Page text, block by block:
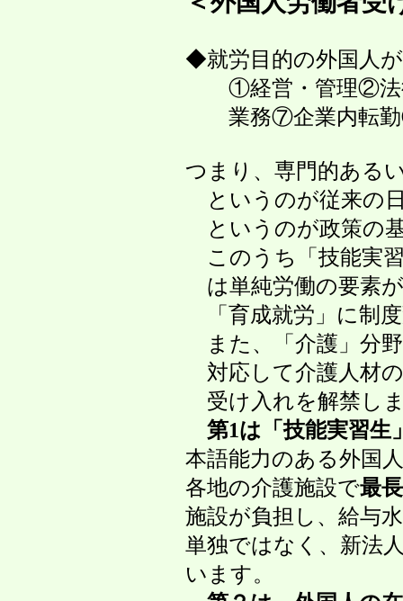
◆就労目的の外国人が
①経営・管理②法律
業務⑦企業内転勤⑧
つまり、専門的あるい
というのが従来の日本
というのが政策の基
このうち「技能実習」
は単純労働の要素が
「育成就労」に制度
また、「介護」分野は
対応して介護人材の不
受け入れを解禁しま
第1は「技能実習生
本語能力のある外国人
各地の介護施設で最
施設が負担し、給与水
単独ではなく、新法
います。